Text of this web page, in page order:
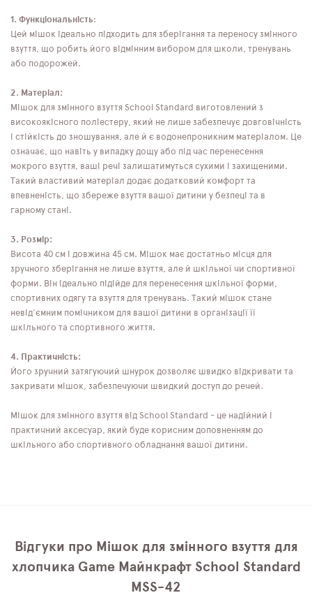
1. Функціональність:
Цей мішок ідеально підходить для зберігання та переносу змінного
взуття, що робить його відмінним вибором для школи, тренувань
або подорожей.
2. Матеріал:
Мішок для змінного взуття School Standard виготовлений з
високоякісного поліестеру, який не лише забезпечує довговічність
і стійкість до зношування, але й є водонепроникним матеріалом. Це
означає, що навіть у випадку дощу або під час перенесення
мокрого взуття, ваші речі залишатимуться сухими і захищеними.
Такий властивий матеріал додає додатковий комфорт та
впевненість, що збереже взуття вашої дитини у безпеці та в
гарному стані.
3. Розмір:
Висота 40 см і довжина 45 см. Мішок має достатньо місця для
зручного зберігання не лише взуття, але й шкільної чи спортивної
форми. Він ідеально підійде для перенесення шкільної форми,
спортивних одягу та взуття для тренувань. Такий мішок стане
невід'ємним помічником для вашої дитини в організації її
шкільного та спортивного життя.
4. Практичність:
Його зручний затягуючий шнурок дозволяє швидко відкривати та
закривати мішок, забезпечуючи швидкий доступ до речей.
Мішок для змінного взуття від School Standard - це надійний і
практичний аксесуар, який буде корисним доповненням до
шкільного або спортивного обладнання вашої дитини.
Відгуки про Мішок для змінного взуття для
хлопчика Game Майнкрафт School Standard
MSS-42